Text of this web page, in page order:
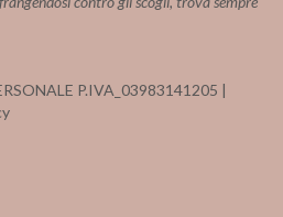
P.IVA_03983141205 |